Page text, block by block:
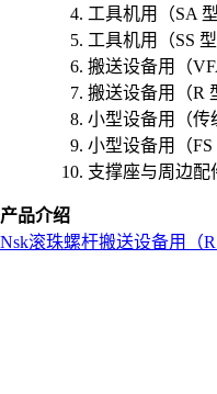
工具机用（SA 型
工具机用（SS 型
搬送设备用（
搬送设备用（R
小型设备用（传
小型设备用（FS
支撑座与周边配
产品介绍
Nsk滚珠螺杆搬送设备用（R